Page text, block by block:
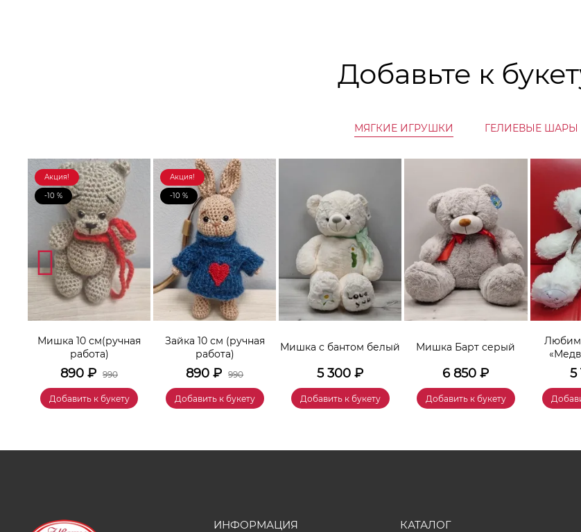
Добавьте к
МЯГКИЕ ИГРУШКИ ГЕЛИЕВЫЕ ШАРЫ
Акция!
-10 %
Мишка 10 см(ручная
работа)
890 ₽ 990
Добавить к букету
Акция!
-10 %
Зайка 10 см (ручная
работа)
890 ₽ 990
Добавить к букету
Мишка с бантом белый
5 300 ₽
Добавить к букету
Мишка Барт серый
6 850 ₽
Добавить к букету
5
ИНФОРМАЦИЯ КАТАЛОГ